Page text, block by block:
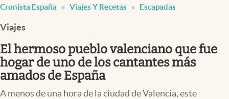
España
Cronista España Viajes Y Recetas Escapadas
Viajes
El hermoso pueblo valenciano que fue
hogar de uno de los cantantes más
amados de España
A menos de una hora de la ciudad de Valencia, este